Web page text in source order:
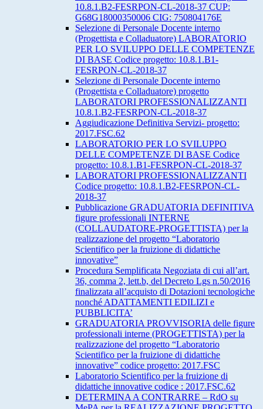
10.8.1.B2-FESRPON-CL-2018-37 CUP:
G68G18000350006 CIG: 750804176E
Selezione di Personale Docente interno
(Progettista e Colladuatore) LABORATORIO
PER LO SVILUPPO DELLE COMPETENZE
DI BASE Codice progetto: 10.8.1.B1-
FESRPON-CL-2018-37
Selezione di Personale Docente interno
(Progettista e Colladuatore) progetto
LABORATORI PROFESSIONALIZZANTI
10.8.1.B2-FESRPON-CL-2018-37
Aggiudicazione Definitiva Servizi- progetto:
2017.FSC.62
LABORATORIO PER LO SVILUPPO
DELLE COMPETENZE DI BASE Codice
progetto: 10.8.1.B1-FESRPON-CL-2018-37
LABORATORI PROFESSIONALIZZANTI
Codice progetto: 10.8.1.B2-FESRPON-CL-
2018-37
Pubblicazione GRADUATORIA DEFINITIVA
figure professionali INTERNE
(COLLAUDATORE-PROGETTISTA) per la
realizzazione del progetto “Laboratorio
Scientifico per la fruizione di didattiche
innovative”
Procedura Semplificata Negoziata di cui all’art.
36, comma 2, lett.b, del Decreto Lgs n.50/2016
finalizzata all’acquisto di Dotazioni tecnologiche
nonché ADATTAMENTI EDILIZI e
PUBBLICITA’
GRADUATORIA PROVVISORIA delle figure
professionali interne (PROGETTISTA) per la
realizzazione del progetto “Laboratorio
Scientifico per la fruizione di didattiche
innovative” codice progetto: 2017.FSC
Laboratorio Scientifico per la fruizione di
didattiche innovative codice : 2017.FSC.62
DETERMINA A CONTRARRE – RdO su